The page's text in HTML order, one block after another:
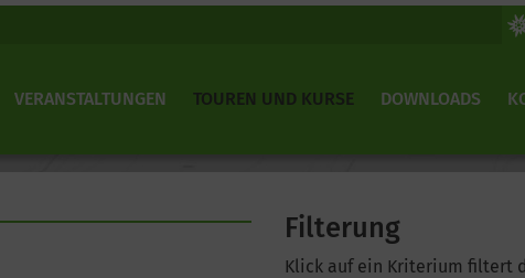
VERANSTALTUNGEN TOUREN UND KURSE DOWNLOADS
Filterung
Klick auf ein Kriterium filtert